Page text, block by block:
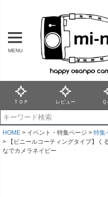
MENU
ＴＯＰ レビュー Ｑ
HOME イベント・特集ページ
特集
【ビニールコーティングタイプ】
なでカメラネイビー